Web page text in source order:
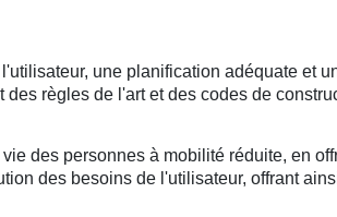
une planification adéquate et
règles de l'art et des codes de
des personnes à mobilité réduite, en
des besoins de l'utilisateur, offrant